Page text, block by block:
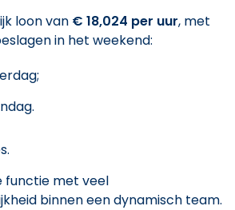
loon van € 18,024 per uur, met
in het weekend:
functie met veel
binnen een dynamisch team.